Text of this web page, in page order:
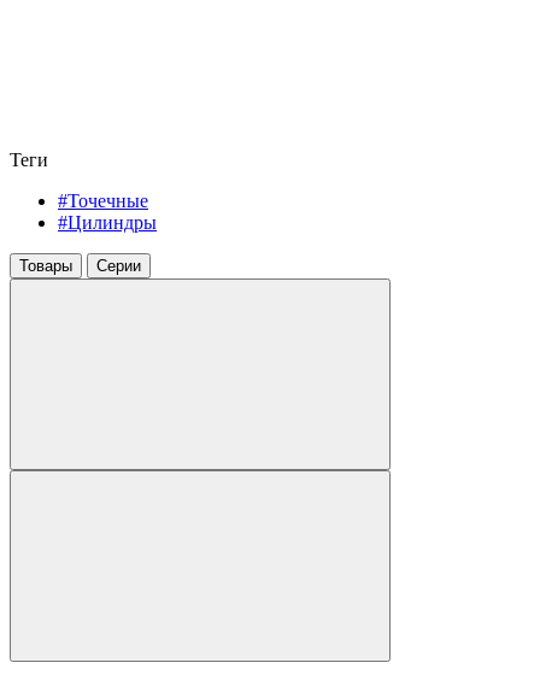
Теги
#Точечные
#Цилиндры
Товары Серии